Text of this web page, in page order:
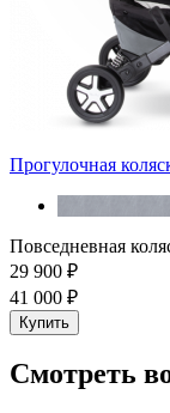
Прогулочная
Повседневная
29 900 ₽
41 000 ₽
Купить
Cмотреть